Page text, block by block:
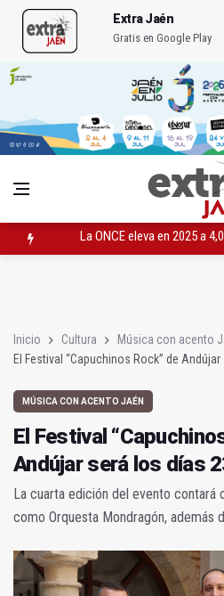
Extra Jaén
Gratis en Google Play
Diputación, segundo
Inicio Cultura
Música con acento
El Festival “Capuchinos Rock” de
MÚSICA CON ACENTO JAÉN
El Festival
Andújar será los días
La cuarta edición del evento contará
como Orquesta Mondragón, además